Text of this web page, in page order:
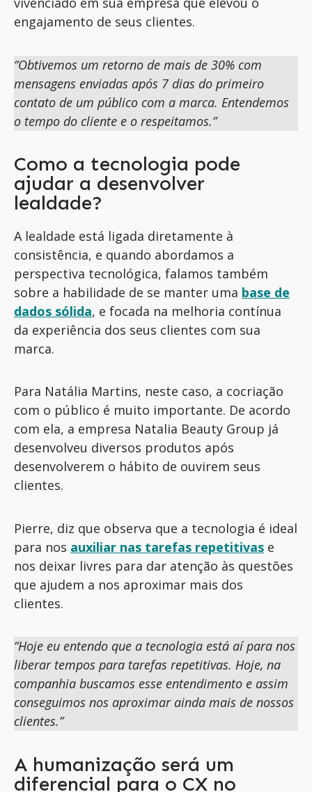
engajamento de seus clientes.
“Obtivemos um retorno de mais de 30% com
mensagens enviadas após 7 dias do primeiro
contato de um público com a marca. Entendemos
o tempo do cliente e o respeitamos.”
Como a tecnologia pode
ajudar a desenvolver
lealdade?
A lealdade está ligada diretamente à
consistência, e quando abordamos a
perspectiva tecnológica, falamos também
sobre a habilidade de se manter uma base de
dados sólida, e focada na melhoria contínua
da experiência dos seus clientes com sua
marca.
Para Natália Martins, neste caso, a cocriação
com o público é muito importante. De acordo
com ela, a empresa Natalia Beauty Group já
desenvolveu diversos produtos após
desenvolverem o hábito de ouvirem seus
clientes.
Pierre, diz que observa que a tecnologia é ideal
para nos auxiliar nas tarefas repetitivas e
nos deixar livres para dar atenção às questões
que ajudem a nos aproximar mais dos
clientes.
“Hoje eu entendo que a tecnologia está aí para nos
liberar tempos para tarefas repetitivas. Hoje, na
companhia buscamos esse entendimento e assim
conseguimos nos aproximar ainda mais de nossos
clientes.”
A humanização será um
diferencial para o CX no